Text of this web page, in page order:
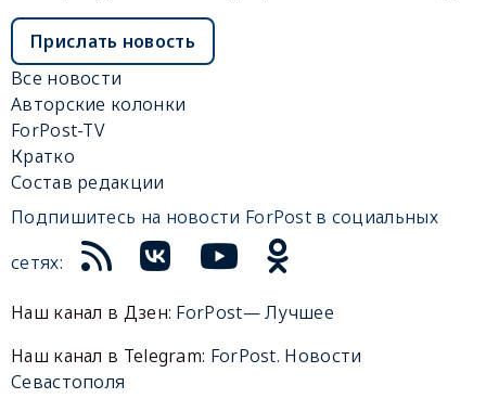
Прислать новость
Все новости
Авторские колонки
ForPost-TV
Кратко
Состав редакции
Подпишитесь на новости ForPost в социальных
сетях:
Наш канал в Дзен: ForPost— Лучшее
Наш канал в Telegram: ForPost. Новости
Севастополя